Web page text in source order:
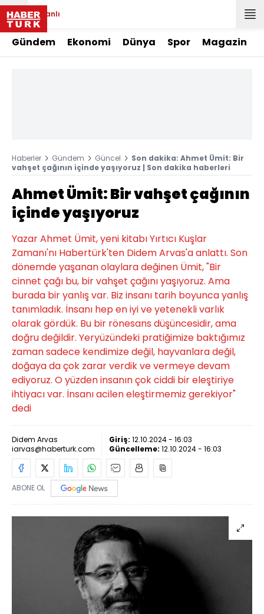
Canlı
Gündem Ekonomi Dünya Spor Magazin
Haberler Gündem Güncel
Son dakika: Ahmet Ümit: Bir
vahşet çağının içinde yaşıyoruz | Son dakika haberleri
Ahmet Ümit: Bir vahşet çağının
içinde yaşıyoruz
Yazar Ahmet Ümit, yeni kitabı Yırtıcı Kuşlar
Zamanı'nı Habertürk'ten Didem Arvas'a anlattı. Son
dönemde yaşanan olaylara değinen Ümit, "Bir
cinnet çağı bu, bir vahşet çağını yaşıyoruz. Ama
burada bir yanlış var. Biz insanı tarih boyunca yanlış
tanımladık. İnsanı hep en iyi ve yetenekli varlık
olarak gördük. Bu bir rönesans düşüncesidir, ama
doğru değildir. Yeryüzündeki pratiğimize baktığımız
zaman sadece kendimize değil, hayvanlara değil,
doğaya da çok zarar verdik ve vermeye devam
ediyoruz. O yüzden insanın çok ciddi bir eleştiriye
ihtiyacı var. İnsanı acilen eleştirmemiz gerekiyor"
dedi
Didem Arvas
iarvas@haberturk.com
Giriş: 12.10.2024 - 16:03
Güncelleme: 12.10.2024 - 16:03
ABONE OL